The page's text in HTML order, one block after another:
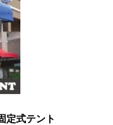
定式テント